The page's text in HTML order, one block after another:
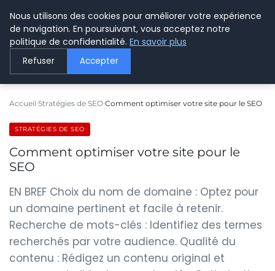
LE WEBMARKETING
Accueil Stratégies de SEO Comment optimiser votre site pour le SEO
STRATÉGIES DE SEO
Comment optimiser votre site pour le
SEO
EN BREF Choix du nom de domaine : Optez pour
un domaine pertinent et facile à retenir.
Recherche de mots-clés : Identifiez des termes
recherchés par votre audience. Qualité du
contenu : Rédigez un contenu original et
Nous utilisons des cookies pour améliorer votre expérience
de navigation. En poursuivant, vous acceptez notre
politique de confidentialité. En savoir plus
Refuser Accepter